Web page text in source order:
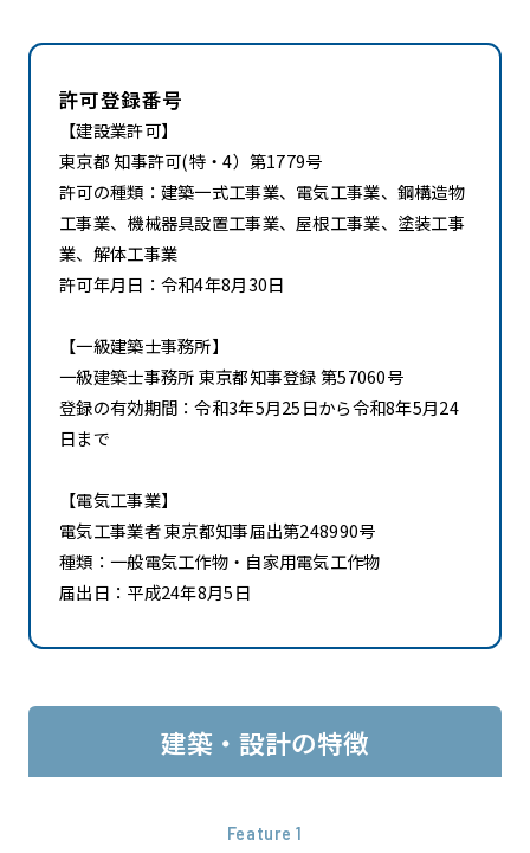
許可登録番号
【建設業許可】
東京都 知事許可(特・4）第1779号
許可の種類：建築一式工事業、電気工事業、鋼構造物
工事業、機械器具設置工事業、屋根工事業、塗装工事
業、解体工事業
許可年月日：令和4年8月30日
【一級建築士事務所】
一級建築士事務所 東京都知事登録 第57060号
登録の有効期間：令和3年5月25日から令和8年5月24
日まで
【電気工事業】
電気工事業者 東京都知事届出第248990号
種類：一般電気工作物・自家用電気工作物
届出日：平成24年8月5日
建築・設計の特徴
Feature 1